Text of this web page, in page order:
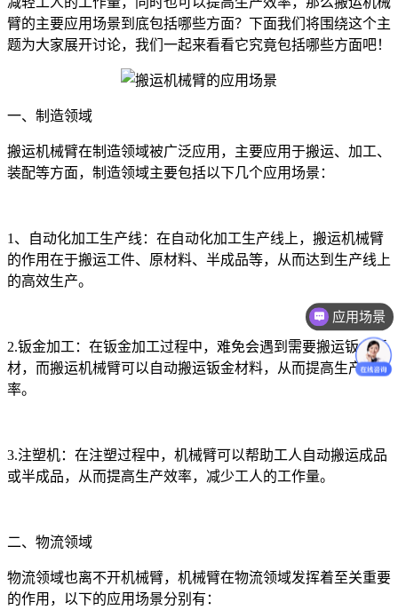
臂的主要应用场景到底包括哪些方面？下面我们将围绕这个主
题为大家展开讨论，我们一起来看看它究竟包括哪些方面吧！
一、制造领域
搬运机械臂在制造领域被广泛应用，主要应用于搬运、加工、
装配等方面，制造领域主要包括以下几个应用场景：
1、自动化加工生产线：在自动化加工生产线上，搬运机械臂
的作用在于搬运工件、原材料、半成品等，从而达到生产线上
的高效生产。
2.钣金加工：在钣金加工过程中，难免会遇到需要搬运钣金板
材，而搬运机械臂可以自动搬运钣金材料，从而提高生产效
率。
3.注塑机：在注塑过程中，机械臂可以帮助工人自动搬运成品
或半成品，从而提高生产效率，减少工人的工作量。
二、物流领域
物流领域也离不开机械臂，机械臂在物流领域发挥着至关重要
的作用，以下的应用场景分别有：
价格咨询